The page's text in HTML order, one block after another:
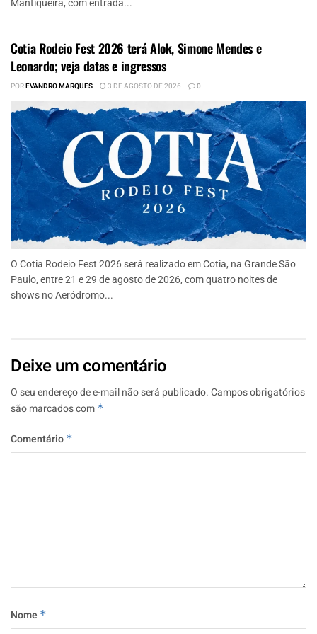
Mantiqueira, com entrada...
Cotia Rodeio Fest 2026 terá Alok, Simone Mendes e
Leonardo; veja datas e ingressos
POREVANDRO MARQUES 3 DE AGOSTO DE 2026 0
O Cotia Rodeio Fest 2026 será realizado em Cotia, na Grande São
Paulo, entre 21 e 29 de agosto de 2026, com quatro noites de
shows no Aeródromo...
Deixe um comentário
O seu endereço de e-mail não será publicado.Campos obrigatórios
são marcados com *
Comentário *
Nome *